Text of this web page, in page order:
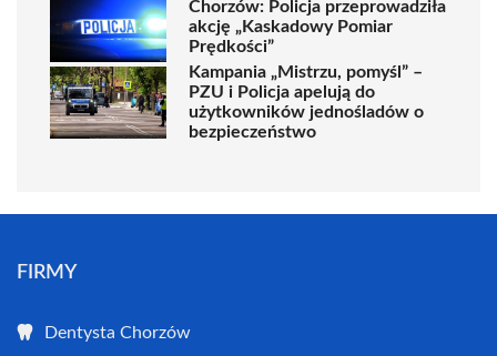
Chorzów: Policja przeprowadziła
akcję „Kaskadowy Pomiar
Prędkości”
Kampania „Mistrzu, pomyśl” –
PZU i Policja apelują do
użytkowników jednośladów o
bezpieczeństwo
FIRMY
Dentysta Chorzów